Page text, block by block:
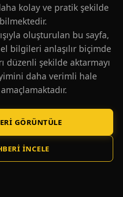
kolay ve pratik şekilde
oluşturulan bu sayfa,
bilgileri anlaşılır biçimde
düzenli şekilde aktarmayı
daha verimli hale
GÖRÜNTÜLE
İNCELE